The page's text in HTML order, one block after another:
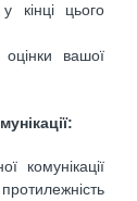
кінці цього
вашої
комунікації